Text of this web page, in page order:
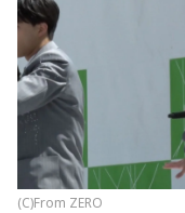
(C)From ZERO